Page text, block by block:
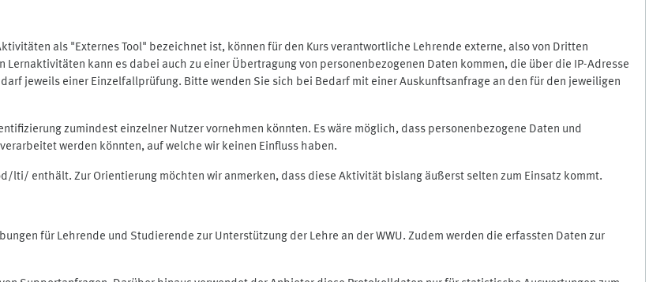
als "Externes Tool" bezeichnet ist, können für den Kurs verantwortliche Lehrende externe, also von Dritten
kann es dabei auch zu einer Übertragung von personenbezogenen Daten kommen, die über die IP-Adresse
jeweils einer Einzelfallprüfung. Bitte wenden Sie sich bei Bedarf mit einer Auskunftsanfrage an den für den jeweiligen
zumindest einzelner Nutzer vornehmen könnten. Es wäre möglich, dass personenbezogene Daten und
werden könnten, auf welche wir keinen Einfluss haben.
lti/ enthält. Zur Orientierung möchten wir anmerken, dass diese Aktivität bislang äußerst selten zum Einsatz kommt.
für Lehrende und Studierende zur Unterstützung der Lehre an der WWU. Zudem werden die erfassten Daten zur